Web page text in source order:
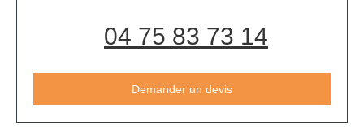
04 75 83 73 14
Demander un devis